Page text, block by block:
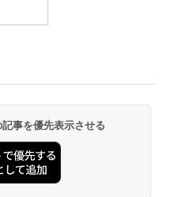
事を優先表示させる